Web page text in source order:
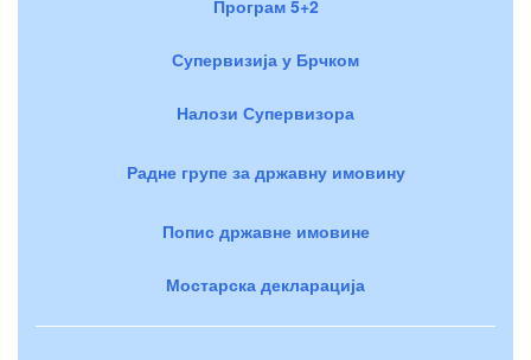
Програм 5+2
Супервизија у Брчком
Налози Супервизора
Радне групе за државну имовину
Попис државне имовине
Мостарска декларација